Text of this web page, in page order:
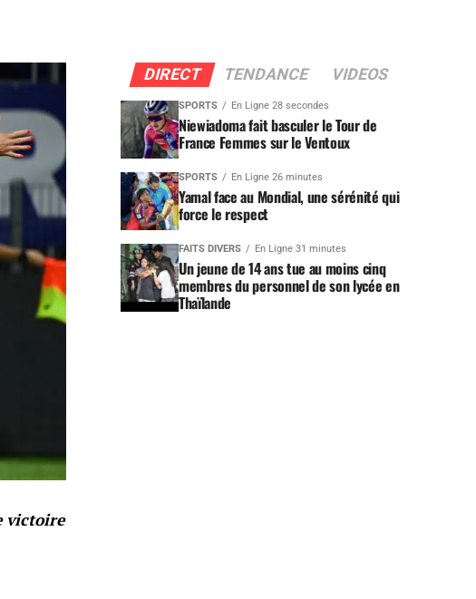
victoire
DIRECT TENDANCE VIDEOS
SPORTS En Ligne 28 secondes
Niewiadoma fait basculer le Tour de
France Femmes sur le Ventoux
SPORTS En Ligne 26 minutes
Yamal face au Mondial, une sérénité qui
force le respect
FAITS DIVERS En Ligne 31 minutes
Un jeune de 14 ans tue au moins cinq
membres du personnel de son lycée en
Thaïlande